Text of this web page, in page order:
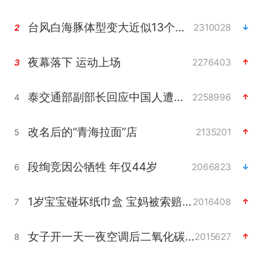
2 台风白海豚体型变大近似13个浙江面积 2310028
3 夜幕落下 运动上场 2276403
4 泰交通部副部长回应中国人遭歧视手势 2258996
5 改名后的“青海拉面”店 2135201
6 段绚竞因公牺牲 年仅44岁 2066823
7 1岁宝宝碰坏纸巾盒 宝妈被索赔924元 2016408
8 女子开一天一夜空调后二氧化碳中毒2015627